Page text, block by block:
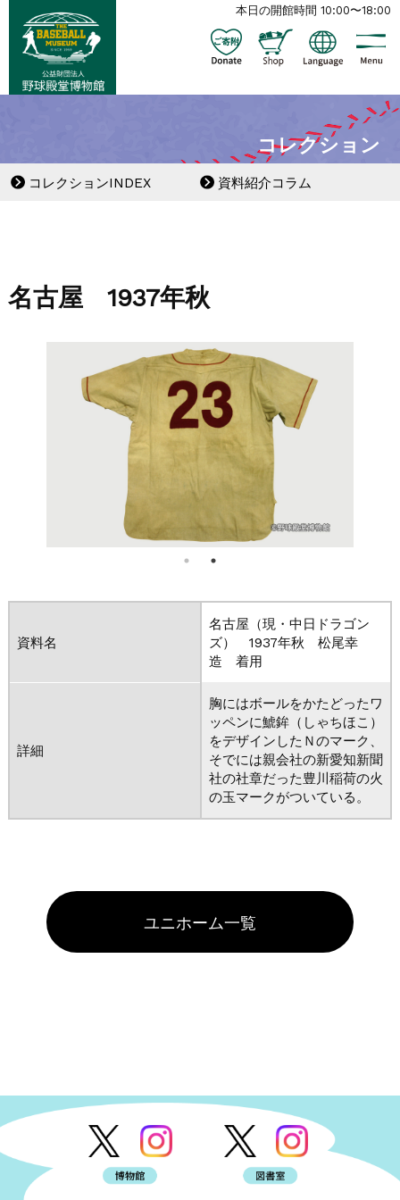
本日の開館時間 10:00〜18:00
コレクション
コレクションINDEX 資料紹介コラム
名古屋 1937年秋
資料名
名古屋（現・中日ドラゴン
ズ） 1937年秋 松尾幸
造 着用
詳細
胸にはボールをかたどったワ
ッペンに鯱鉾（しゃちほこ）
をデザインしたＮのマーク、
そでには親会社の新愛知新聞
社の社章だった豊川稲荷の火
の玉マークがついている。
ユニホーム一覧